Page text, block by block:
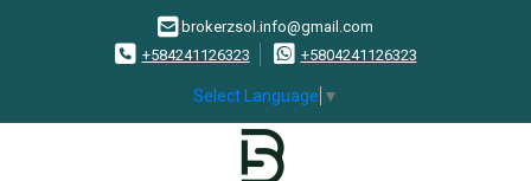
brokerzsol.info@gmail.com
+584241126323
+5804241126323
Select Language ▼